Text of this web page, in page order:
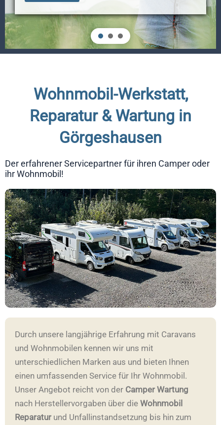
Wohnmobil-Werkstatt,
Reparatur & Wartung in
Görgeshausen
Der erfahrener Servicepartner für ihren Camper oder
ihr Wohnmobil!
Durch unsere langjährige Erfahrung mit Caravans
und Wohnmobilen kennen wir uns mit
unterschiedlichen Marken aus und bieten Ihnen
einen umfassenden Service für Ihr Wohnmobil.
Unser Angebot reicht von der Camper Wartung
nach Herstellervorgaben über die Wohnmobil
Reparatur und Unfallinstandsetzung bis hin zum